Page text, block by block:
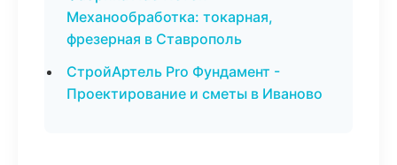
Механообработка: токарная,
фрезерная в Ставрополь
СтройАртель Pro Фундамент -
Проектирование и сметы в Иваново